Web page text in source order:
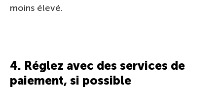
moins élevé.
4. Réglez avec des services de
paiement, si possible